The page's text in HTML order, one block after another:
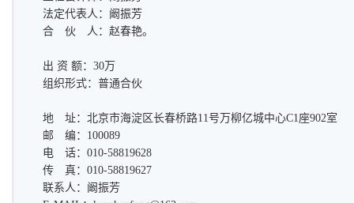
法定代表人：阚振芳
合 伙 人：赵春艳。
出 资 额：30万
组织形式：普通合伙
地 址：北京市海淀区长春桥路11号万柳亿城中心C1座902室
邮 编：100089
电 话：010-58819628
传 真：010-58819627
联系人：阚振芳